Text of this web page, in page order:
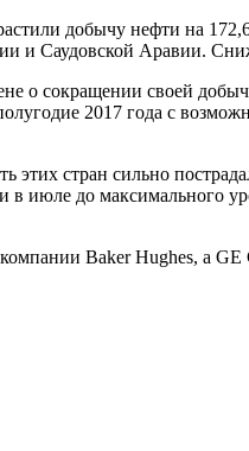
добычу нефти на
и Саудовской Аравии.
сокращении своей
2017 года с
стран сильно
июле до максимального
Baker Hughes, a